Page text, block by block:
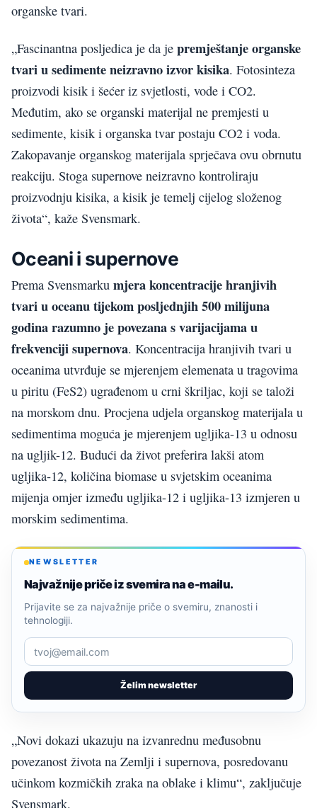
organske tvari.
„Fascinantna posljedica je da je premještanje organske
tvari u sedimente neizravno izvor kisika. Fotosinteza
proizvodi kisik i šećer iz svjetlosti, vode i CO2.
Međutim, ako se organski materijal ne premjesti u
sedimente, kisik i organska tvar postaju CO2 i voda.
Zakopavanje organskog materijala sprječava ovu obrnutu
reakciju. Stoga supernove neizravno kontroliraju
proizvodnju kisika, a kisik je temelj cijelog složenog
života“, kaže Svensmark.
Oceani i supernove
Prema Svensmarku mjera koncentracije hranjivih
tvari u oceanu tijekom posljednjih 500 milijuna
godina razumno je povezana s varijacijama u
frekvenciji supernova. Koncentracija hranjivih tvari u
oceanima utvrđuje se mjerenjem elemenata u tragovima
u piritu (FeS2) ugrađenom u crni škriljac, koji se taloži
na morskom dnu. Procjena udjela organskog materijala u
sedimentima moguća je mjerenjem ugljika-13 u odnosu
na ugljik-12. Budući da život preferira lakši atom
ugljika-12, količina biomase u svjetskim oceanima
mijenja omjer između ugljika-12 i ugljika-13 izmjeren u
morskim sedimentima.
NEWSLETTER
Najvažnije priče iz svemira na e-mailu.
Želim newsletter
Prijavite se za najvažnije priče o svemiru, znanosti i
tehnologiji.
„Novi dokazi ukazuju na izvanrednu međusobnu
povezanost života na Zemlji i supernova, posredovanu
učinkom kozmičkih zraka na oblake i klimu“, zaključuje
Svensmark.